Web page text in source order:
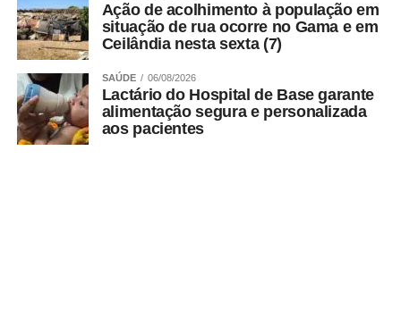
Ação de acolhimento à população em
situação de rua ocorre no Gama e em
Ceilândia nesta sexta (7)
SAÚDE 06/08/2026
Lactário do Hospital de Base garante
alimentação segura e personalizada
aos pacientes